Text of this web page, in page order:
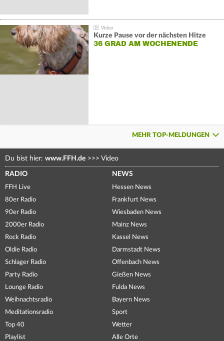
Kurze Pause vor der nächsten Hitze
36 GRAD AM WOCHENENDE
MEHR TOP-MELDUNGEN
Du bist hier: www.FFH.de >>> Video
RADIO
FFH Live
80er Radio
90er Radio
2000er Radio
Rock Radio
Oldie Radio
Schlager Radio
Party Radio
Lounge Radio
Weihnachtsradio
Meditationsradio
Top 40
Playlist
NEWS
Hessen News
Frankfurt News
Wiesbaden News
Mainz News
Kassel News
Darmstadt News
Offenbach News
Gießen News
Fulda News
Bayern News
Sport
Wetter
Alle Orte